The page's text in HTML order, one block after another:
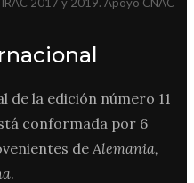
la edición número 11
conformada por 6
de Alemania,
.